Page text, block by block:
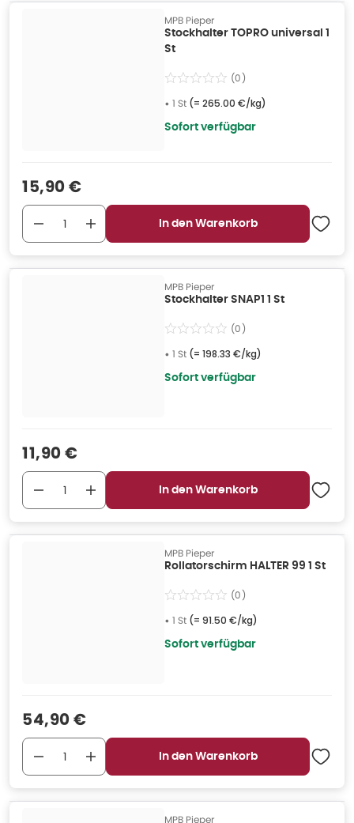
MPB Pieper
Stockhalter TOPRO universal 1
St
(0)
• 1 St (= 265.00 €/kg)
Sofort verfügbar
Verkaufspreis
15,90 €
In den Warenkorb
MPB Pieper
Stockhalter SNAP1 1 St
(0)
• 1 St (= 198.33 €/kg)
Sofort verfügbar
Verkaufspreis
11,90 €
In den Warenkorb
MPB Pieper
Rollatorschirm HALTER 99 1 St
(0)
• 1 St (= 91.50 €/kg)
Sofort verfügbar
Verkaufspreis
54,90 €
In den Warenkorb
MPB Pieper